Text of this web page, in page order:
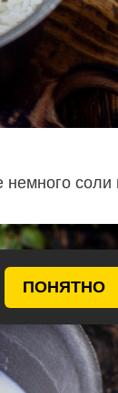
ПОНЯТНО
немного соли